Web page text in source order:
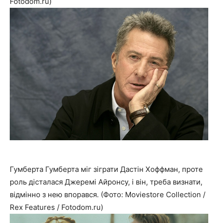
Гумберта Гумберта міг зіграти Дастін Хоффман, проте
роль дісталася Джеремі Айронсу, і він, треба визнати,
відмінно з нею впорався. (Фото: Moviestore Collection /
Rex Features / Fotodom.ru)